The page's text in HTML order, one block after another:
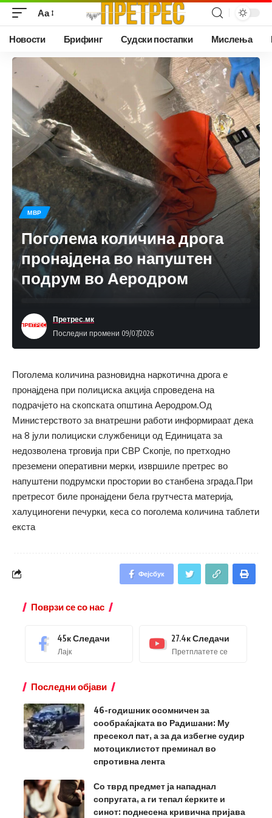
Аа
Новости Брифинг Судски постапки Мислења
МВР
Поголема количина дрога
пронајдена во напуштен
подрум во Аеродром
Последни промени 09/07/2026
Претрес.мк
Поголема количина разновидна наркотична дрога е
пронајдена при полициска акција спроведена на
подрачјето на скопската општина Аеродром.Од
Министерството за внатрешни работи информираат дека
на 8 јули полициски службеници од Единицата за
недозволена трговија при СВР Скопје, по претходно
преземени оперативни мерки, извршиле претрес во
напуштени подрумски простории во станбена зграда.При
претресот биле пронајдени бела грутчеста материја,
халуциногени печурки, кеса со поголема количина таблети
екста
Фејсбук
Поврзи се со нас
45кСледачи
Лајк
27.4кСледачи
Претплатете се
Последни објави
46-годишник осомничен за
сообраќајката во Радишани: Му
пресекол пат, а за да избегне судир
мотоциклистот преминал во
спротивна лента
Со тврд предмет ја нападнал
сопругата, а ги тепал ќерките и
синот: поднесена кривична пријава